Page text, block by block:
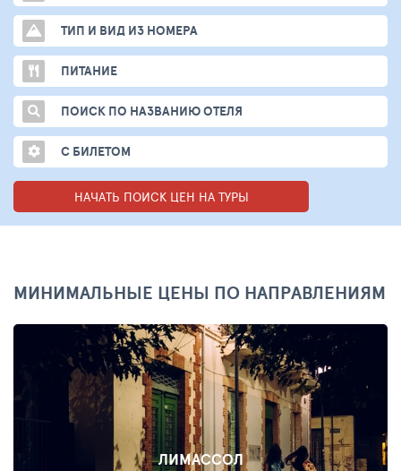
ТИП И ВИД ИЗ НОМЕРА
ПИТАНИЕ
ПОИСК ПО НАЗВАНИЮ ОТЕЛЯ
С БИЛЕТОМ
НАЧАТЬ ПОИСК ЦЕН НА ТУРЫ
МИНИМАЛЬНЫЕ ЦЕНЫ ПО НАПРАВЛЕНИЯМ
ЛИМАССОЛ